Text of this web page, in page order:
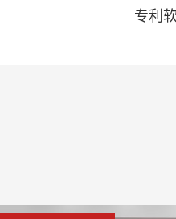
专利